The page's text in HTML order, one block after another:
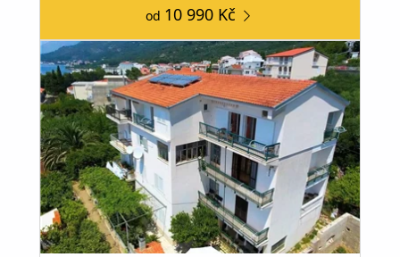
od 10 990 Kč